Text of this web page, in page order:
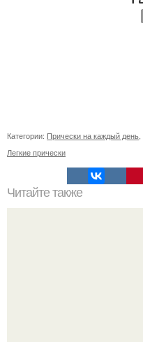
Категории: Прически на каждый день
Легкие прически
Читайте также